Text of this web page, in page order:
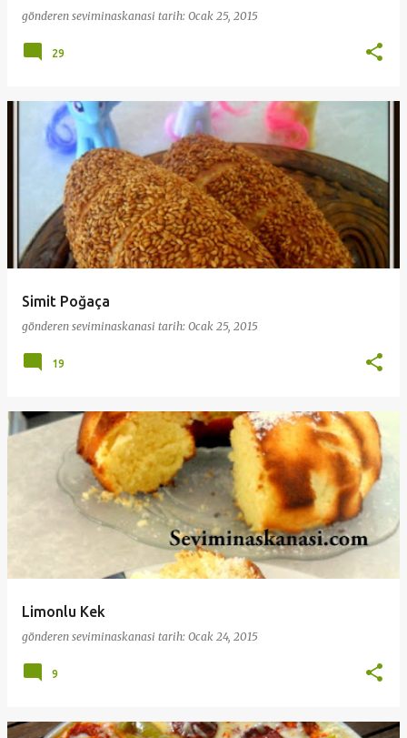
gönderen seviminaskanasi tarih: Ocak 25, 2015
29
Simit Poğaça
gönderen seviminaskanasi tarih: Ocak 25, 2015
19
Limonlu Kek
gönderen seviminaskanasi tarih: Ocak 24, 2015
9